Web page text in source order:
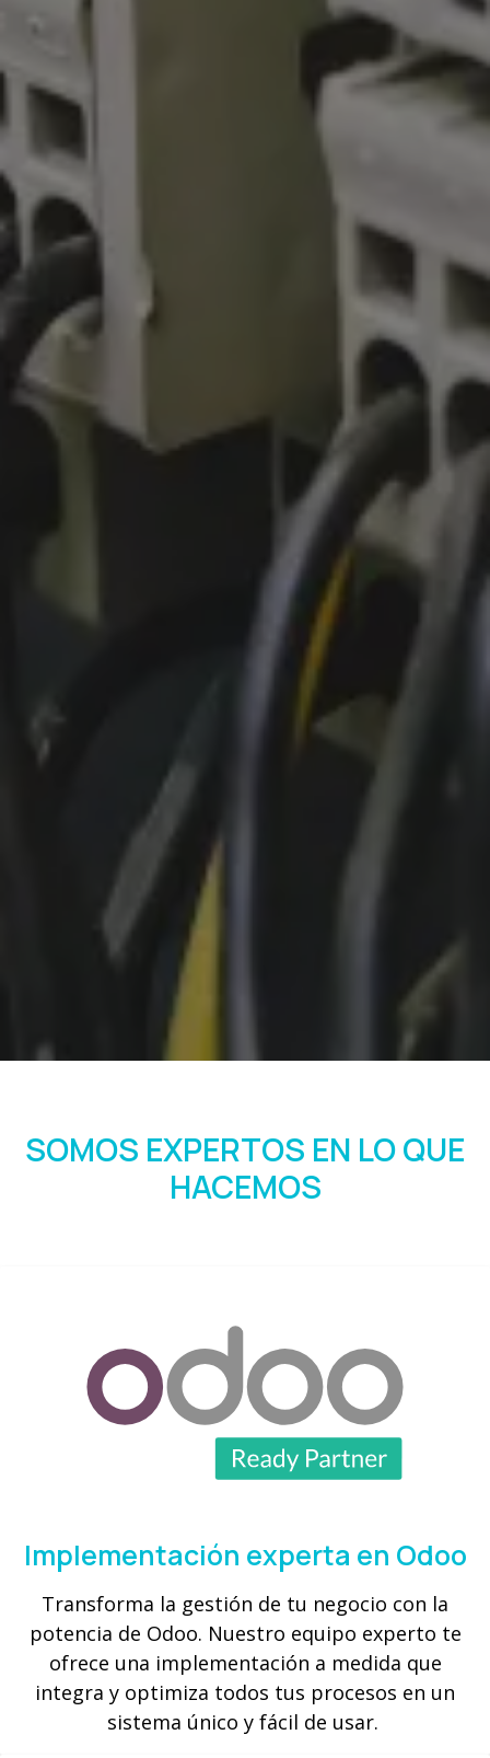
SOMOS EXPERTOS EN LO QUE
HACEMOS
Implementación experta en Odoo
Transforma la gestión de tu negocio con la
potencia de Odoo. Nuestro equipo experto te
ofrece una implementación a medida que
integra y optimiza todos tus procesos en un
sistema único y fácil de usar.